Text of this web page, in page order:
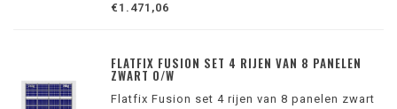
€1.471,06
FLATFIX FUSION SET 4 RIJEN VAN 8 PANELEN
ZWART O/W
Flatfix Fusion set 4 rijen van 8 panelen zwart